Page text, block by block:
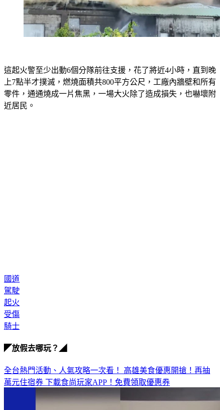
這起火警至少出動6個分隊前往支援，花了將近4小時，直到晚
上7點半才撲滅，燃燒面積共800平方公尺，工廠內牆壁和所有
零件，通通燒成一片焦黑，一場大火除了造成損失，也嚇壞附
近居民。
國道
駕駛
起火
受傷
騎士
◤放假去哪玩？◢
全台熱門活動、人氣攻略一次看！ 高雄美食優惠開搶！再抽
萬元住宿券 下載食尚玩家APP！免費領取優惠券